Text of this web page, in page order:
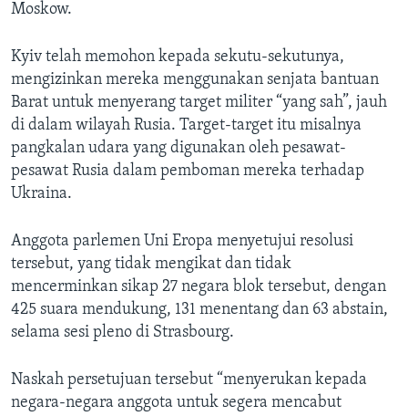
Moskow.
Kyiv telah memohon kepada sekutu-sekutunya,
mengizinkan mereka menggunakan senjata bantuan
Barat untuk menyerang target militer “yang sah”, jauh
di dalam wilayah Rusia. Target-target itu misalnya
pangkalan udara yang digunakan oleh pesawat-
pesawat Rusia dalam pemboman mereka terhadap
Ukraina.
Anggota parlemen Uni Eropa menyetujui resolusi
tersebut, yang tidak mengikat dan tidak
mencerminkan sikap 27 negara blok tersebut, dengan
425 suara mendukung, 131 menentang dan 63 abstain,
selama sesi pleno di Strasbourg.
Naskah persetujuan tersebut “menyerukan kepada
negara-negara anggota untuk segera mencabut